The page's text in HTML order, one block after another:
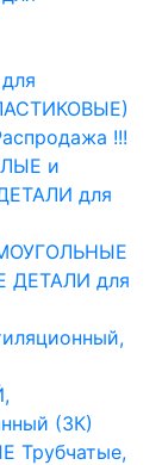
!!!
и
для
для
(ЗК)
Трубчатые,